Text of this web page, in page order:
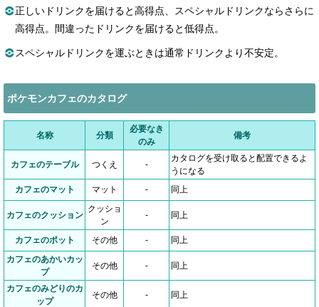
正しいドリンクを届けると高得点、スペシャルドリンクならさらに
高得点。間違ったドリンクを届けると低得点。
スペシャルドリンクを運ぶときは通常ドリンクより不安定。
ポケモンカフェのカタログ
名称 分類
必要なき
のみ
備考
カフェのテーブル つくえ -
カタログを受け取ると配置できるよ
うになる
カフェのマット
マット - 同上
カフェのクッション
クッショ
ン
- 同上
カフェのポット その他 -
同上
カフェのあかいカッ
プ
その他 - 同上
カフェのみどりのカ
ップ
その他 - 同上